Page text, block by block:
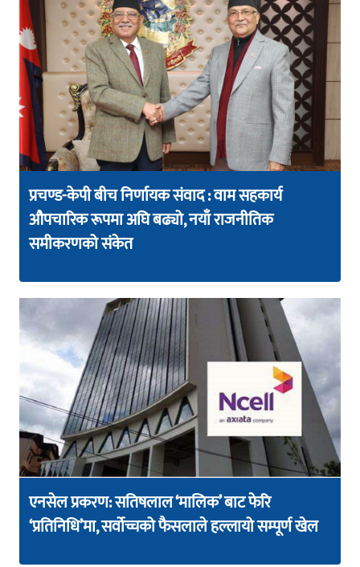
प्रचण्ड-केपी बीच निर्णायक संवाद : वाम सहकार्य
औपचारिक रूपमा अघि बढ्यो, नयाँ राजनीतिक
समीकरणको संकेत
एनसेल प्रकरण: सतिषलाल ‘मालिक’ बाट फेरि
‘प्रतिनिधि’मा, सर्वोच्चको फैसलाले हल्लायो सम्पूर्ण खेल